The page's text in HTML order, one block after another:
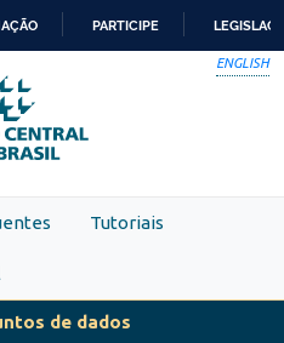
PARA
O
CONTEÚDO
PARTICIPE
ENGLISH
Tutoriais
de dados